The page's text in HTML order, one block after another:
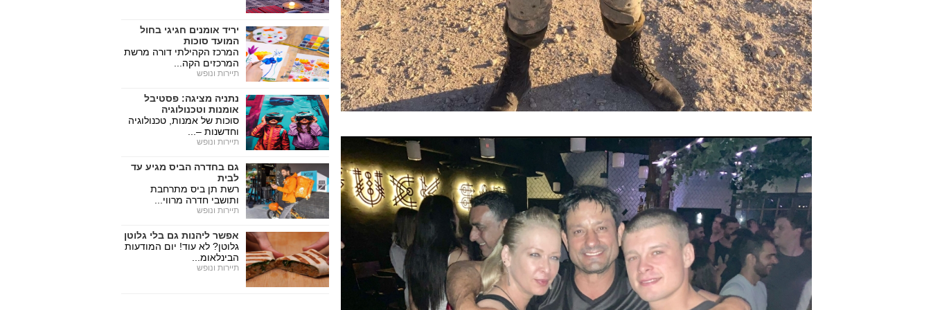
יריד אומנים חגיגי בחול
המועד סוכות
המרכז הקהילתי דורה מרשת
המרכזים הקה...
תיירות ונופש
נתניה מציגה: פסטיבל
אומנות וטכנולוגיה
סוכות של אמנות, טכנולוגיה
וחדשנות –...
תיירות ונופש
גם בחדרה הביס מגיע עד
לבית
רשת תן ביס מתרחבת
ותושבי חדרה מרווי...
תיירות ונופש
אפשר ליהנות גם בלי גלוטן
גלוטן? לא עוד! יום המודעות
הבינלאומ...
תיירות ונופש